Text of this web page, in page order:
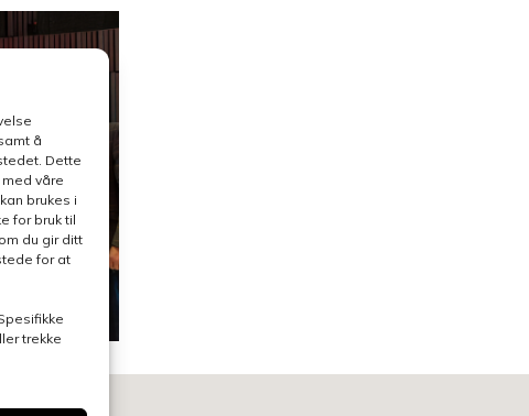
å
Dette
våre
brukes i
for bruk til
du gir ditt
for at
trekke